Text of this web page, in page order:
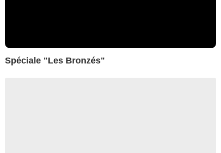
Spéciale "Les Bronzés"